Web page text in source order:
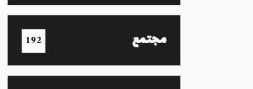
مجتمع 192